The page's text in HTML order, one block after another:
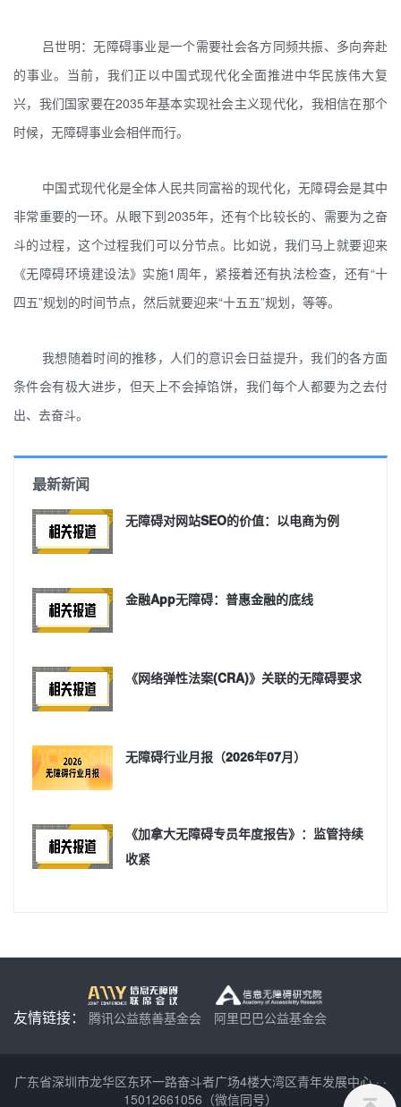
吕世明：无障碍事业是一个需要社会各方同频共振、多向奔赴
的事业。当前，我们正以中国式现代化全面推进中华民族伟大复
兴，我们国家要在2035年基本实现社会主义现代化，我相信在那个
时候，无障碍事业会相伴而行。
中国式现代化是全体人民共同富裕的现代化，无障碍会是其中
非常重要的一环。从眼下到2035年，还有个比较长的、需要为之奋
斗的过程，这个过程我们可以分节点。比如说，我们马上就要迎来
《无障碍环境建设法》实施1周年，紧接着还有执法检查，还有“十
四五”规划的时间节点，然后就要迎来“十五五”规划，等等。
我想随着时间的推移，人们的意识会日益提升，我们的各方面
条件会有极大进步，但天上不会掉馅饼，我们每个人都要为之去付
出、去奋斗。
最新新闻
无障碍对网站SEO的价值：以电商为例
金融App无障碍：普惠金融的底线
《网络弹性法案(CRA)》关联的无障碍要求
无障碍行业月报（2026年07月）
《加拿大无障碍专员年度报告》：监管持续
收紧
友情链接： 腾讯公益慈善基金会 阿里巴巴公益基金会
广东省深圳市龙华区东环一路奋斗者广场4楼大湾区青年发展中心· ·
15012661056（微信同号）